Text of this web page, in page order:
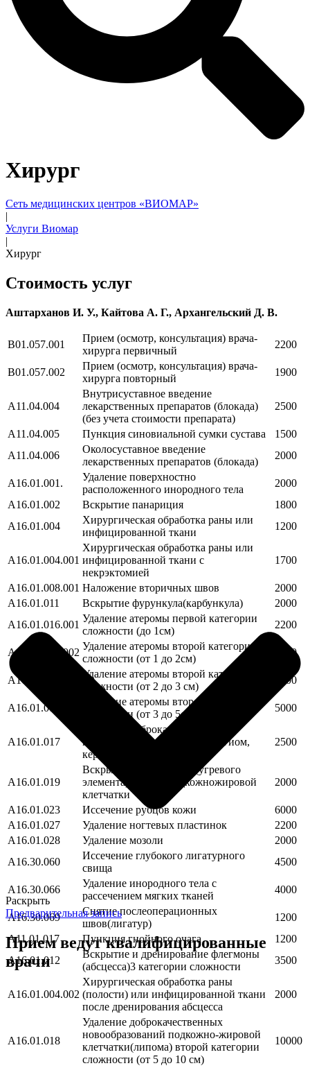
Хирург
Сеть медицинских центров «ВИОМАР»
|
Услуги Виомар
|
Хирург
Стоимость услуг
Аштарханов И. У., Кайтова А. Г., Архангельский Д. В.
B01.057.001
Прием (осмотр, консультация) врача-
хирурга первичный
2200
B01.057.002
Прием (осмотр, консультация) врача-
хирурга повторный
1900
A11.04.004
Внутрисуставное введение
лекарственных препаратов (блокада)
(без учета стоимости препарата)
2500
A11.04.005 Пункция синовиальной сумки сустава
1500
A11.04.006
Околосуставное введение
лекарственных препаратов (блокада)
2000
A16.01.001.
Удаление поверхностно
расположенного инородного тела
2000
A16.01.002
Вскрытие панариция
1800
A16.01.004
Хирургическая обработка раны или
инфицированной ткани
1200
A16.01.004.001
Хирургическая обработка раны или
инфицированной ткани с
некрэктомией
1700
A16.01.008.001 Наложение вторичных швов
2000
A16.01.011
Вскрытие фурункула(карбункула)
2000
А16.01.016.001
Удаление атеромы первой категории
сложности (до 1см)
2200
А16.01.016.002
Удаление атеромы второй категории
сложности (от 1 до 2см)
2600
А16.01.016.003
Удаление атеромы второй категории
сложности (от 2 до 3 см)
3500
А16.01.016.004
Удаление атеромы второй категории
сложности (от 3 до 5см)
5000
A16.01.017
Удаление доброкачественных
новообразований кожи(гемангиом,
кератом, папиллом)
2500
A16.01.019
Вскрытие инфильтрата (угревого
элемента) кожи и подкожножировой
клетчатки
2000
A16.01.023 Иссечение рубцов кожи
6000
A16.01.027
Удаление ногтевых пластинок
2200
A16.01.028
Удаление мозоли
2000
A16.30.060
Иссечение глубокого лигатурного
свища
4500
A16.30.066
Удаление инородного тела с
рассечением мягких тканей
4000
A16.30.069
Снятие послеоперационных
швов(лигатур)
1200
A11.01.017
Пункция гнойного очага
1200
A16.01.012
Вскрытие и дренирование флегмоны
(абсцесса)3 категории сложности
3500
A16.01.004.002
Хирургическая обработка раны
(полости) или инфицированной ткани
после дренирования абсцесса
2000
A16.01.018
Удаление доброкачественных
новообразований подкожно-жировой
клетчатки(липома) второй категории
сложности (от 5 до 10 см)
10000
Раскрыть
Предварительная запись
Прием ведут квалифицированные
врачи